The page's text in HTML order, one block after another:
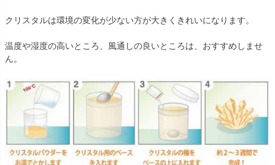
クリスタルは環境の変化が少ない方が大きくきれいになります。
温度や湿度の高いところ、風通しの良いところは、おすすめしませ
ん。